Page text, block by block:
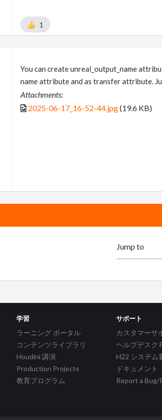
1
You can create unreal_output_name
name attribute and as transfer attribute.
Attachments:
2025-06-17_16-52-44.jpg(19.6 KB)
学習
ラーニング ポータル
コンテンツライブラリ
Houdini 講演
Production Projects
教育プログラム
サポート
カスタマーサ
ヘルプデスク
H22 システム
ドキュメント
Report a Bug/